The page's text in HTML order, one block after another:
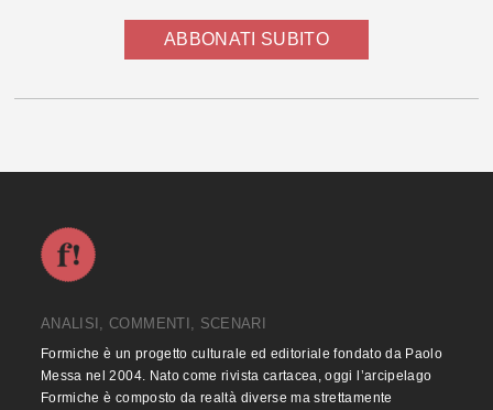
ABBONATI SUBITO
ANALISI, COMMENTI, SCENARI
Formiche è un progetto culturale ed editoriale fondato da Paolo
Messa nel 2004. Nato come rivista cartacea, oggi l’arcipelago
Formiche è composto da realtà diverse ma strettamente